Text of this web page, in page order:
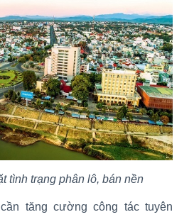
tình trạng phân lô, bán nền
tăng cường công tác tuyên